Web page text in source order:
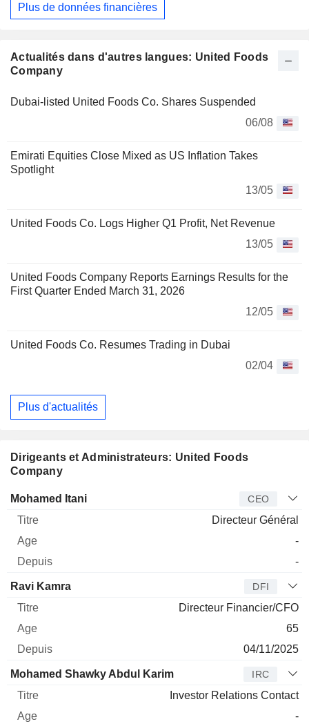
Actualités dans d'autres langues: United Foods
Company
Dubai-listed United Foods Co. Shares Suspended
06/08
Emirati Equities Close Mixed as US Inflation Takes
Spotlight
13/05
United Foods Co. Logs Higher Q1 Profit, Net Revenue
13/05
United Foods Company Reports Earnings Results for the
First Quarter Ended March 31, 2026
12/05
United Foods Co. Resumes Trading in Dubai
02/04
Plus d'actualités
Dirigeants et Administrateurs: United Foods
Company
Dirigeant Titre
Mohamed Itani CEO
Directeur Général
-
-
Ravi Kamra DFI
Directeur Financier/CFO
65
04/11/2025
Mohamed Shawky Abdul Karim IRC
Investor Relations Contact
-
Plus de données financières